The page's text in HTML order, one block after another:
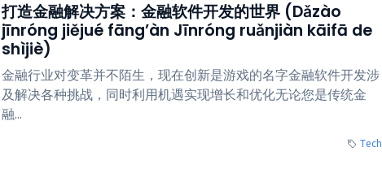
打造金融解决方案：金融软件开发的世界 (Dǎzào
jīnróng jiějué fāng’àn Jīnróng ruǎnjiàn kāifā de
shìjiè)
金融行业对变革并不陌生，现在创新是游戏的名字金融软件开发涉
及解决各种挑战，同时利用机遇实现增长和优化无论您是传统金
融...
Tech